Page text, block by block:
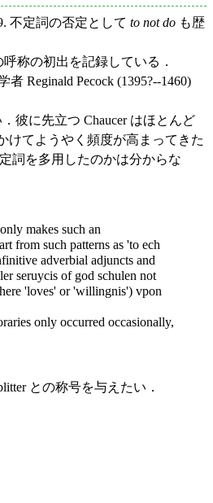
不定詞の否定として to not do も歴
呼称の初出を記録している．
Reginald Pecock (1395?--1460)
彼に先立つ Chaucer はほとんど
けてようやく頻度が高まってきた
詞を多用したのかは分からな
makes such an
from such patterns as 'to ech
adverbial adjuncts and
seruycis of god schulen not
'loves' or 'willingnis') vpon
only occurred occasionally,
との称号を与えたい．